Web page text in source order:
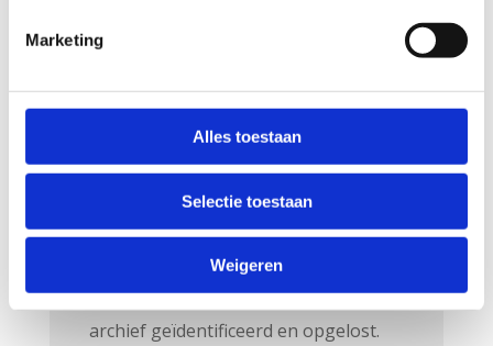
Marketing
Alles toestaan
Selectie toestaan
Weigeren
worstelt. Als expert in
dagelijkse kost.
dossiers zorgen ervoor dat uw
medewerkers alle fysieke dossiers
snel en gemakkelijk vinden. U
bespaart 40 tot 60% plaats.
Bovendien worden bottlenecks in het
archief geïdentificeerd en opgelost.